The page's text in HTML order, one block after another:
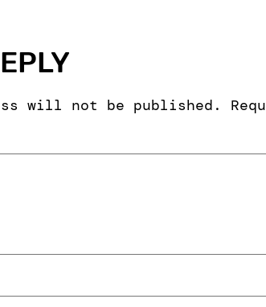
will not be published.